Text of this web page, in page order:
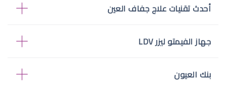
أحدث تقنيات علاج جفاف العين
جهاز الفيمتو ليزر LDV
بنك العيون